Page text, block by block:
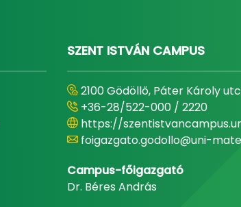
SZENT ISTVÁN CAMPUS
2100 Gödöllő, Páter Károly
+36-28/522-000 / 2220
https://
foigazgato.godollo@uni-
Campus-főigazgató
Dr. Béres András